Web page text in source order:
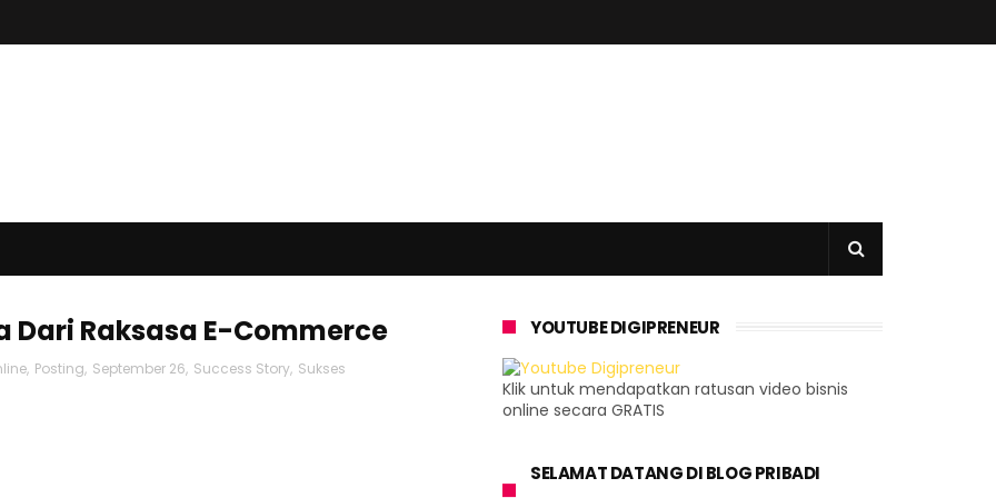
Dari Raksasa E-Commerce
, Posting, September 26, Success Story, Sukses
YOUTUBE DIGIPRENEUR
Klik untuk mendapatkan ratusan video bisnis
online secara GRATIS
SELAMAT DATANG DI BLOG PRIBADI